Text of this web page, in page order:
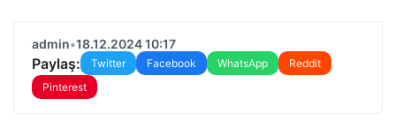
admin•18.12.2024 10:17
Paylaş: Twitter Facebook WhatsApp
Reddit
Pinterest